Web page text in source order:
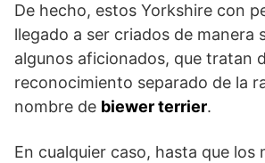
De hecho, estos Yorkshire con
llegado a ser criados de manera
algunos aficionados, que tratan
reconocimiento separado de la
nombre de biewer terrier.
En cualquier caso, hasta que los